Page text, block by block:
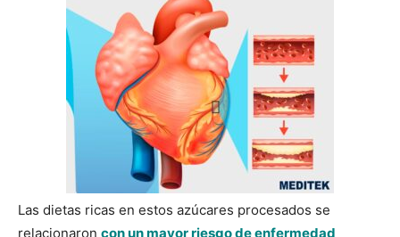
Las dietas ricas en estos azúcares procesados se
relacionaron con un mayor riesgo de enfermedad